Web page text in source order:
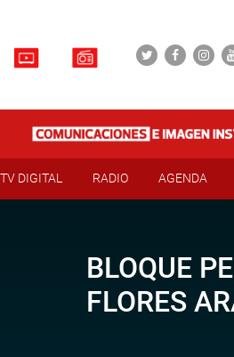
TV DIGITAL RADIO AGENDA
BLOQUE
FLORES